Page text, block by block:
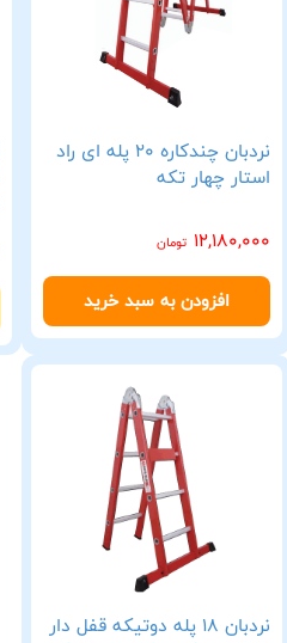
نردبان چندکاره 20 پله ای راد
استار چهار تکه
12,180,000 تومان
افزودن به سبد خرید
نردبان 18 پله دوتیکه قفل دار